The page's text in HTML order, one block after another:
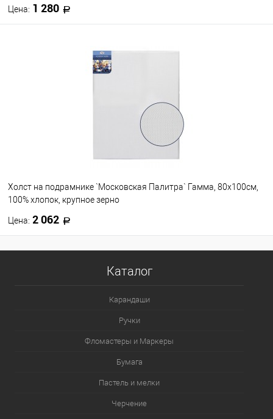
Цена: 1 280
Холст на подрамнике `Московская Палитра` Гамма, 80х100см,
100% хлопок, крупное зерно
Цена: 2 062
Каталог
Карандаши
Ручки
Фломастеры и Маркеры
Бумага
Пастель и мелки
Черчение